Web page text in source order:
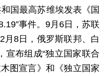
国最高苏维埃发表《国
事件。9月6日，苏联
月8日，俄罗斯联邦、白
宣布组成“独立国家联合
图宣言》和《独立国家